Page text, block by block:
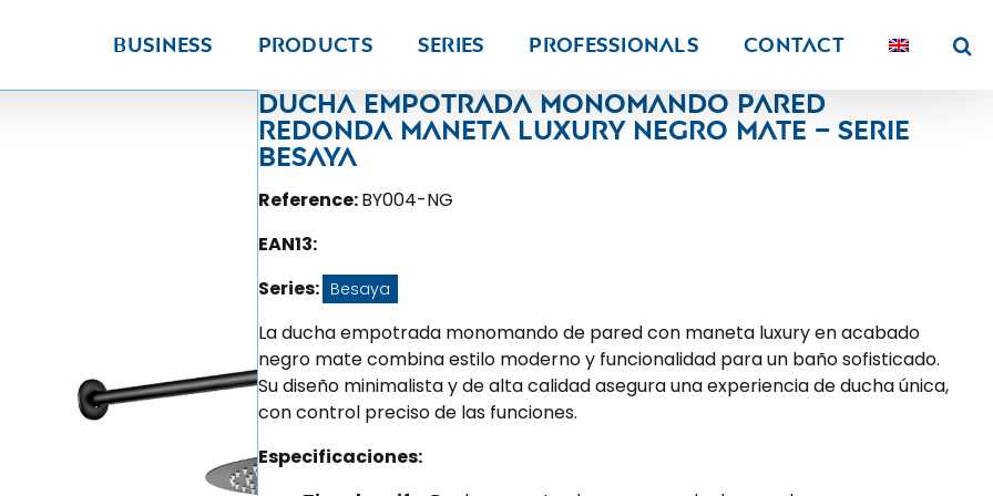
Business Products Series PROFESSIONALS Contact
Ducha empotrada monomando pared
redonda maneta luxury negro mate – Serie
Besaya
Reference:BY004-NG
EAN13:
Series: Besaya
La ducha empotrada monomando de pared con maneta luxury en acabado
negro mate combina estilo moderno y funcionalidad para un baño sofisticado.
Su diseño minimalista y de alta calidad asegura una experiencia de ducha única,
con control preciso de las funciones.
Especificaciones: